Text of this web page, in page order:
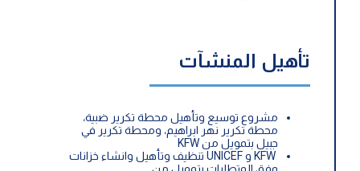
تأهيل المنشآت
مشروع توسيع وتأهيل محطة تكرير ضبية،
محطة تكرير نهر ابراهيم، ومحطة تكرير في
جبيل بتمويل من KFW
KFW و UNICEF تنظيف وتأهيل وانشاء خزانات